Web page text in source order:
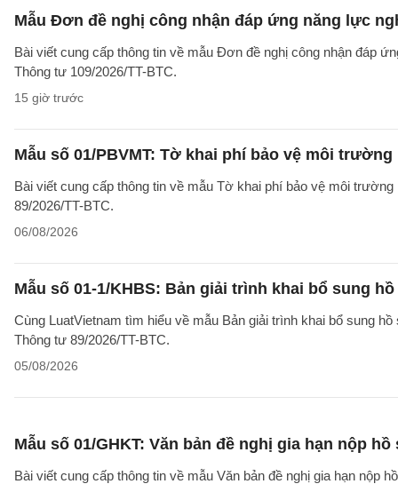
Mẫu Đơn đề nghị công nhận đáp ứng năng lực
Bài viết cung cấp thông tin về mẫu Đơn đề nghị công nhận đáp
Thông tư 109/2026/TT-BTC.
15 giờ trước
Mẫu số 01/PBVMT: Tờ khai phí bảo vệ môi trường
Bài viết cung cấp thông tin về mẫu Tờ khai phí bảo vệ môi
89/2026/TT-BTC.
06/08/2026
Mẫu số 01-1/KHBS: Bản giải trình khai bổ sung
Cùng LuatVietnam tìm hiểu về mẫu Bản giải trình khai bổ sung
Thông tư 89/2026/TT-BTC.
05/08/2026
Mẫu số 01/GHKT: Văn bản đề nghị gia hạn nộp
Bài viết cung cấp thông tin về mẫu Văn bản đề nghị gia hạn nộp